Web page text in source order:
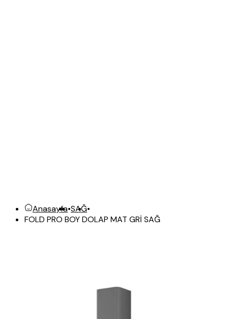
Anasayfa•SAĞ•
FOLD PRO BOY DOLAP MAT GRİ SAĞ